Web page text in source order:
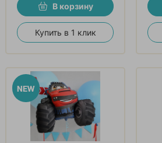
В корзину
Купить в 1 клик